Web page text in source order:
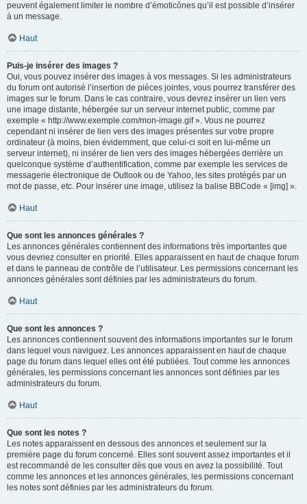
peuvent également limiter le nombre d’émoticônes qu’il est possible d’insérer
à un message.
Haut
Puis-je insérer des images ?
Oui, vous pouvez insérer des images à vos messages. Si les administrateurs
du forum ont autorisé l’insertion de pièces jointes, vous pourrez transférer des
images sur le forum. Dans le cas contraire, vous devrez insérer un lien vers
une image distante, hébergée sur un serveur internet public, comme par
exemple « http://www.exemple.com/mon-image.gif ». Vous ne pourrez
cependant ni insérer de lien vers des images présentes sur votre propre
ordinateur (à moins, bien évidemment, que celui-ci soit en lui-même un
serveur internet), ni insérer de lien vers des images hébergées derrière un
quelconque système d’authentification, comme par exemple les services de
messagerie électronique de Outlook ou de Yahoo, les sites protégés par un
mot de passe, etc. Pour insérer une image, utilisez la balise BBCode « [img] ».
Haut
Que sont les annonces générales ?
Les annonces générales contiennent des informations très importantes que
vous devriez consulter en priorité. Elles apparaissent en haut de chaque forum
et dans le panneau de contrôle de l’utilisateur. Les permissions concernant les
annonces générales sont définies par les administrateurs du forum.
Haut
Que sont les annonces ?
Les annonces contiennent souvent des informations importantes sur le forum
dans lequel vous naviguez. Les annonces apparaissent en haut de chaque
page du forum dans lequel elles ont été publiées. Tout comme les annonces
générales, les permissions concernant les annonces sont définies par les
administrateurs du forum.
Haut
Que sont les notes ?
Les notes apparaissent en dessous des annonces et seulement sur la
première page du forum concerné. Elles sont souvent assez importantes et il
est recommandé de les consulter dès que vous en avez la possibilité. Tout
comme les annonces et les annonces générales, les permissions concernant
les notes sont définies par les administrateurs du forum.